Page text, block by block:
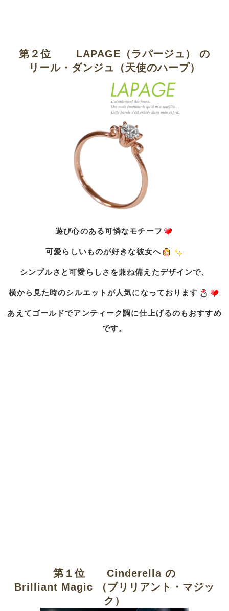
第２ 位
LAPAGE（ラパージュ） の
リール・ダンジュ（天使のハープ）
遊び心のある可憐なモチーフ
可愛らしいものが好きな彼女へ
シンプルさと可愛らしさを兼ね備えたデザインで、
横から見た時のシルエットが人気になっております
あえてゴールドでアンティーク調に仕上げるのもおすすめ
です。
第１位 Cinderella の
Brilliant Magic （ブリリアント・マジッ
ク）